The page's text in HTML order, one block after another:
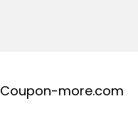
Coupon-more.com